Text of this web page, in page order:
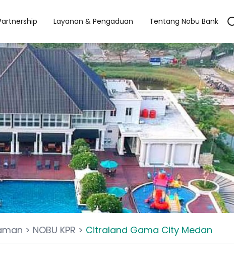
Layanan & Pengaduan Tentang Nobu Bank
> NOBU KPR > Citraland Gama City Medan